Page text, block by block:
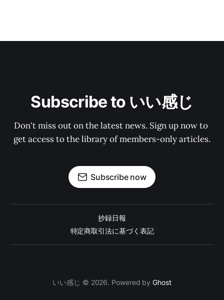
Subscribe to いい感じ
Don't miss out on the latest news. Sign up now to
get access to the library of members-only articles.
Subscribe now
抄録日報
特定商取引法に基づく表記
いい感じ © 2026. Powered byGhost